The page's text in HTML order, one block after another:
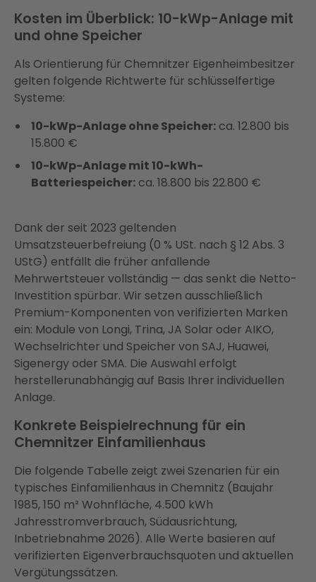
Kosten im Überblick: 10-kWp-Anlage mit
und ohne Speicher
Als Orientierung für Chemnitzer Eigenheimbesitzer
gelten folgende Richtwerte für schlüsselfertige
Systeme:
10-kWp-Anlage ohne Speicher: ca. 12.800 bis
15.800 €
10-kWp-Anlage mit 10-kWh-
Batteriespeicher: ca. 18.800 bis 22.800 €
Dank der seit 2023 geltenden
Umsatzsteuerbefreiung (0 % USt. nach § 12 Abs. 3
UStG) entfällt die früher anfallende
Mehrwertsteuer vollständig — das senkt die Netto-
Investition spürbar. Wir setzen ausschließlich
Premium-Komponenten von verifizierten Marken
ein: Module von Longi, Trina, JA Solar oder AIKO,
Wechselrichter und Speicher von SAJ, Huawei,
Sigenergy oder SMA. Die Auswahl erfolgt
herstellerunabhängig auf Basis Ihrer individuellen
Anlage.
Konkrete Beispielrechnung für ein
Chemnitzer Einfamilienhaus
Die folgende Tabelle zeigt zwei Szenarien für ein
typisches Einfamilienhaus in Chemnitz (Baujahr
1985, 150 m² Wohnfläche, 4.500 kWh
Jahresstromverbrauch, Südausrichtung,
Inbetriebnahme 2026). Alle Werte basieren auf
verifizierten Eigenverbrauchsquoten und aktuellen
Vergütungssätzen.